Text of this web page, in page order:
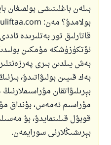
بىلەن باغلىنىشى بولمىغان
قاتارلىق تور بەتلىرىدە
ئۆتكۈزۈشكە مۇمكىن
بەش يىلدىن بىرى
بەك قىيىن بولىۋاتىدۇ،
بېرىلىۋاتقان
مۇراسىم ئەمەس، بۇنداق
قوبۇل قىلىنمايدۇ، بۇ
بېرىشىڭلارنى سورايمەن.